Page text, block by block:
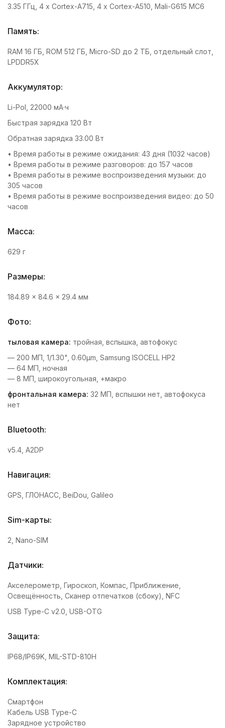
3.35 ГГц, 4 x Cortex-A715, 4 x Cortex-A510, Mali-G615 MC6
Память:
RAM 16 ГБ, ROM 512 ГБ, Micro-SD до 2 ТБ, отдельный слот,
LPDDR5X
Аккумулятор:
Li-Pol, 22000 мА·ч
Быстрая зарядка 120 Вт
Обратная зарядка 33.00 Вт
• Время работы в режиме ожидания: 43 дня (1032 часов)
• Время работы в режиме разговоров: до 157 часов
• Время работы в режиме воспроизведения музыки: до
305 часов
• Время работы в режиме воспроизведения видео: до 50
часов
Масса:
629 г
Размеры:
184.89 x 84.6 x 29.4 мм
Фото:
тыловая камера: тройная, вспышка, автофокус
— 200 МП, 1/1.30", 0.60μm, Samsung ISOCELL HP2
— 64 МП, ночная
— 8 МП, широкоугольная, +макро
фронтальная камера: 32 МП, вспышки нет, автофокуса
нет
Bluetooth:
v5.4, A2DP
Навигация:
GPS, ГЛОНАСС, BeiDou, Galileo
Sim-карты:
2, Nano-SIM
Датчики:
Акселерометр, Гироскоп, Компас, Приближение,
Освещённость, Сканер отпечатков (сбоку), NFC
USB Type-C v2.0, USB-OTG
Защита:
IP68/IP69K, MIL-STD-810H
Комплектация:
Смартфон
Кабель USB Type-C
Зарядное устройство